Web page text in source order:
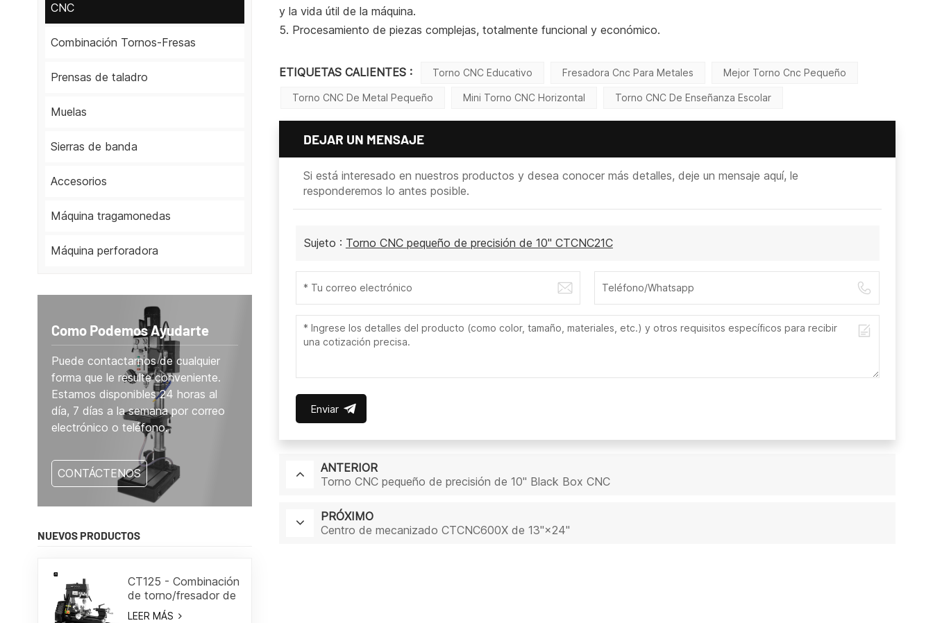
CNC
Combinación Tornos-Fresas
Prensas de taladro
Muelas
Sierras de banda
Accesorios
Máquina tragamonedas
Máquina perforadora
Como Podemos Ayudarte
Puede contactarnos de cualquier
forma que le resulte conveniente.
Estamos disponibles 24 horas al
día, 7 días a la semana por correo
electrónico o teléfono.
CONTÁCTENOS
NUEVOS PRODUCTOS
CT125 - Combinación
de torno/fresador de
7"
LEER MÁS
y la vida útil de la máquina.
5. Procesamiento de piezas complejas, totalmente funcional y económico.
ETIQUETAS CALIENTES : Torno CNC Educativo Fresadora Cnc Para Metales Mejor Torno Cnc Pequeño
Torno CNC De Metal Pequeño Mini Torno CNC Horizontal Torno CNC De Enseñanza Escolar
DEJAR UN MENSAJE
Si está interesado en nuestros productos y desea conocer más detalles, deje un mensaje aquí, le
responderemos lo antes posible.
Sujeto : Torno CNC pequeño de precisión de 10" CTCNC21C
Enviar
ANTERIOR
Torno CNC pequeño de precisión de 10" Black Box CNC
PRÓXIMO
Centro de mecanizado CTCNC600X de 13"×24"